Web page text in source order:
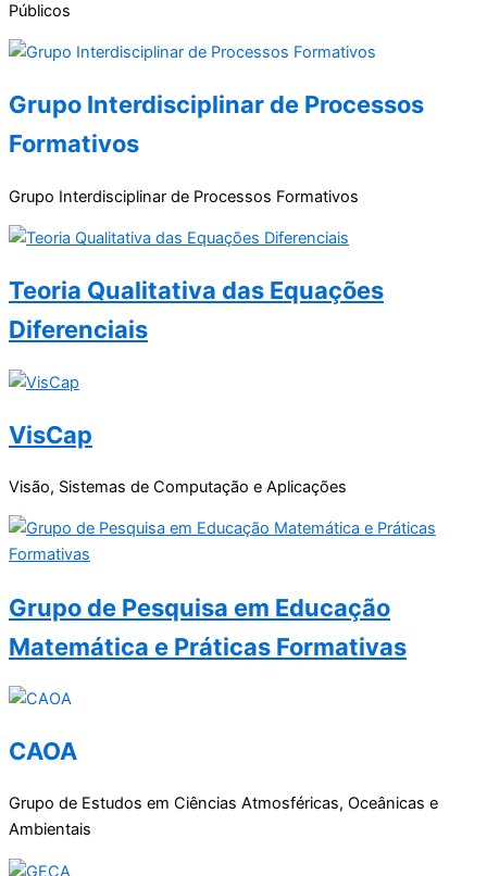
Públicos
Grupo Interdisciplinar de Processos
Formativos
Grupo Interdisciplinar de Processos Formativos
Teoria Qualitativa das Equações
Diferenciais
VisCap
Visão, Sistemas de Computação e Aplicações
Grupo de Pesquisa em Educação
Matemática e Práticas Formativas
CAOA
Grupo de Estudos em Ciências Atmosféricas, Oceânicas e
Ambientais